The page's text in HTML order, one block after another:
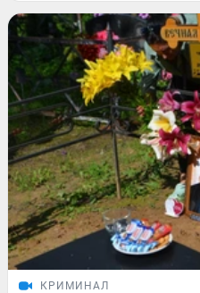
КРИМИНАЛ